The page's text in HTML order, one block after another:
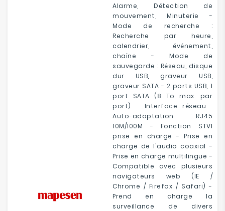
Alarme, Détection de
mouvement, Minuterie -
Mode de recherche :
Recherche par heure,
calendrier, événement,
chaîne - Mode de
sauvegarde : Réseau, disque
dur USB, graveur USB,
graveur SATA - 2 ports USB, 1
port SATA (8 To max. par
port) - Interface réseau :
Auto-adaptation RJ45
10M/100M - Fonction STVI
prise en charge - Prise en
charge de l'audio coaxial -
Prise en charge multilingue -
Compatible avec plusieurs
navigateurs web (IE /
Chrome / Firefox / Safari) -
Prend en charge la
surveillance de divers